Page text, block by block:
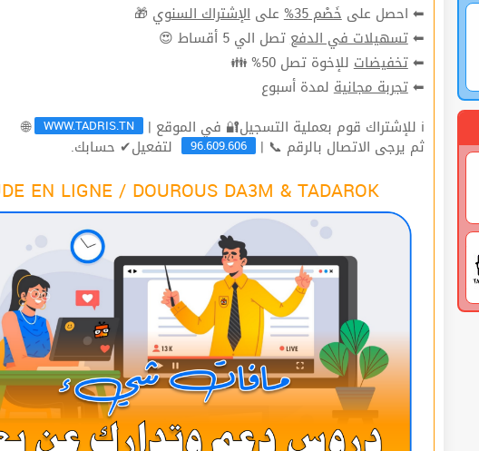
⬅ احصل علىخَصْم 35% علىالإشتراك السنوي 🎁
⬅تسهيلات في الدفعتصل الي 5 أقساط 😍
⬅تخفيضاتللإخوة تصل 50% 👪
⬅تجربة مجانيةلمدة أسبوع
ℹ للإشتراك قوم بعملية التسجيل🔐 في الموقع |
WWW.TADRIS.TN
🌐
ثم يرجى الاتصال بالرقم 📞 | 96.609.606 لتفعيل✔ حسابك.
EN LIGNE / DOUROUS DA3M & TADAROK